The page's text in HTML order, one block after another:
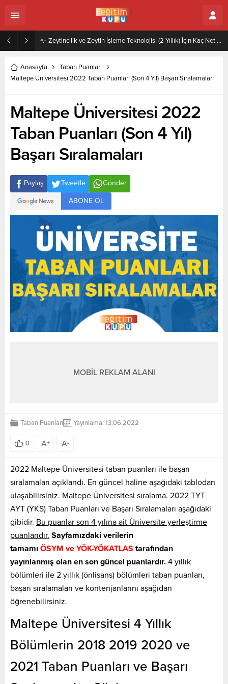
Zeytincilik ve Zeytin İşleme Teknolojisi (2 Yıllık) İçin Kaç Net Gerekir 2022
Anasayfa
Taban Puanları
Maltepe Üniversitesi 2022 Taban Puanları (Son 4 Yıl) Başarı Sıralamaları
Maltepe Üniversitesi 2022
Taban Puanları (Son 4 Yıl)
Başarı Sıralamaları
Paylaş Tweetle Gönder
ABONE OL
MOBİL REKLAM ALANI
Taban Puanları Yayınlama: 13.06.2022
0 A+ A-
2022 Maltepe Üniversitesi taban puanları ile başarı
sıralamaları açıklandı. En güncel haline aşağıdaki tablodan
ulaşabilirsiniz. Maltepe Üniversitesi sıralama. 2022 TYT
AYT (YKS) Taban Puanları ve Başarı Sıralamaları aşağıdaki
gibidir. Bu puanlar son 4 yılına ait Üniversite yerleştirme
puanlarıdır. Sayfamızdaki verilerin
tamamı ÖSYM ve YÖK-YÖKATLAS tarafından
yayınlanmış olan en son güncel puanlardır. 4 yıllık
bölümleri ile 2 yıllık (önlisans) bölümleri taban puanları,
başarı sıralamaları ve kontenjanlarını aşağıdan
öğrenebilirsiniz.
Maltepe Üniversitesi 4 Yıllık
Bölümlerin 2018 2019 2020 ve
2021 Taban Puanları ve Başarı